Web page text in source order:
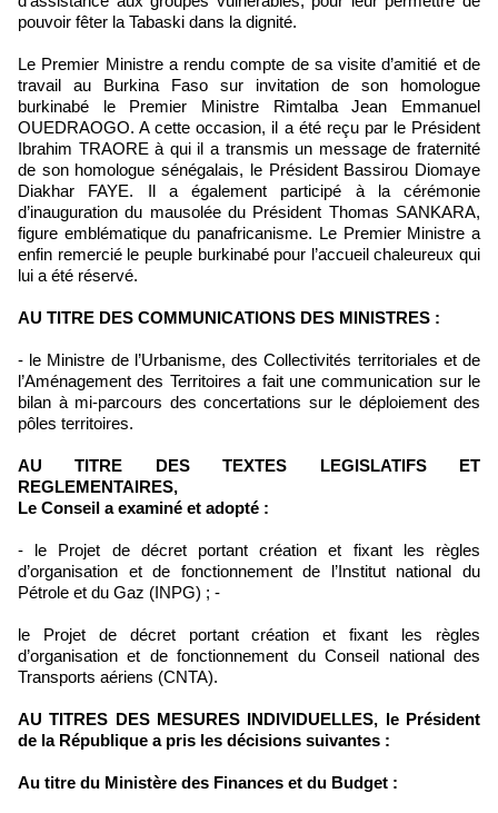
pouvoir fêter la Tabaski dans la dignité.
Le Premier Ministre a rendu compte de sa visite d’amitié et de
travail au Burkina Faso sur invitation de son homologue
burkinabé le Premier Ministre Rimtalba Jean Emmanuel
OUEDRAOGO. A cette occasion, il a été reçu par le Président
Ibrahim TRAORE à qui il a transmis un message de fraternité
de son homologue sénégalais, le Président Bassirou Diomaye
Diakhar FAYE. Il a également participé à la cérémonie
d’inauguration du mausolée du Président Thomas SANKARA,
figure emblématique du panafricanisme. Le Premier Ministre a
enfin remercié le peuple burkinabé pour l’accueil chaleureux qui
lui a été réservé.
AU TITRE DES COMMUNICATIONS DES MINISTRES :
- le Ministre de l’Urbanisme, des Collectivités territoriales et de
l’Aménagement des Territoires a fait une communication sur le
bilan à mi-parcours des concertations sur le déploiement des
pôles territoires.
AU TITRE DES TEXTES LEGISLATIFS ET
REGLEMENTAIRES,
Le Conseil a examiné et adopté :
- le Projet de décret portant création et fixant les règles
d’organisation et de fonctionnement de l’Institut national du
Pétrole et du Gaz (INPG) ; -
le Projet de décret portant création et fixant les règles
d’organisation et de fonctionnement du Conseil national des
Transports aériens (CNTA).
AU TITRES DES MESURES INDIVIDUELLES, le Président
de la République a pris les décisions suivantes :
Au titre du Ministère des Finances et du Budget :